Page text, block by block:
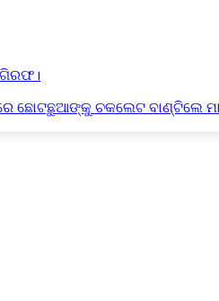
ଗିରଫ।
ଛୋଟଛୁଆଙ୍କୁ ଚକଲେଟ ବାଣ୍ଟିଲେ